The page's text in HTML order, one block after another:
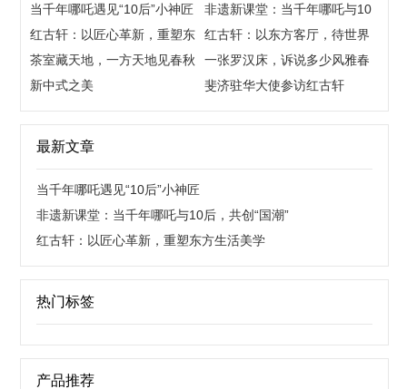
当千年哪吒遇见“10后”小神匠
非遗新课堂：当千年哪吒与10
后，共创“国潮”
红古轩：以匠心革新，重塑东
方生活美学
红古轩：以东方客厅，待世界
来宾
茶室藏天地，一方天地见春秋
一张罗汉床，诉说多少风雅春
秋
新中式之美 斐济驻华大使参访红古轩
最新文章
当千年哪吒遇见“10后”小神匠
非遗新课堂：当千年哪吒与10后，共创“国潮”
红古轩：以匠心革新，重塑东方生活美学
热门标签
产品推荐